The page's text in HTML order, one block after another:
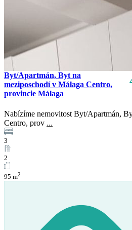
Prodej
K dispozici
Byt/Apartmán, Byt na
meziposchodí v Málaga Centro,
provincie Málaga
Nabízíme nemovitost Byt/Apartmán,
Centro, prov ...
3
2
95 m2